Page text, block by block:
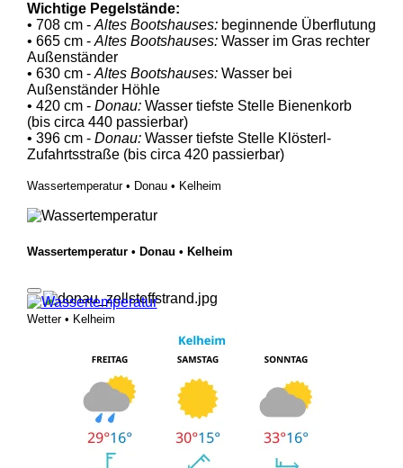
Wichtige Pegelstände:
• 708 cm -Altes Bootshauses:beginnende Überflutung
• 665 cm -Altes Bootshauses:Wasser im Gras rechter
Außenständer
• 630 cm -Altes Bootshauses:Wasser bei
Außenständer Höhle
• 420 cm - Donau:Wasser tiefste Stelle Bienenkorb
(bis circa 440 passierbar)
• 396 cm - Donau:Wasser tiefste Stelle Klösterl-
Zufahrtsstraße (bis circa 420 passierbar)
Wassertemperatur • Donau • Kelheim
Wassertemperatur • Donau • Kelheim
Wetter • Kelheim